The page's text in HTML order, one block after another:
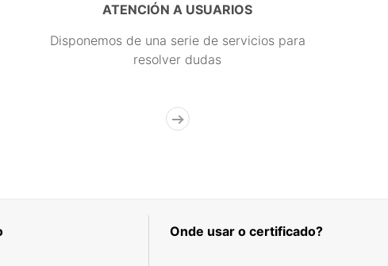
ATENCIÓN A USUARIOS
Disponemos de una serie de servicios para
resolver dudas
Onde usar o certificado?